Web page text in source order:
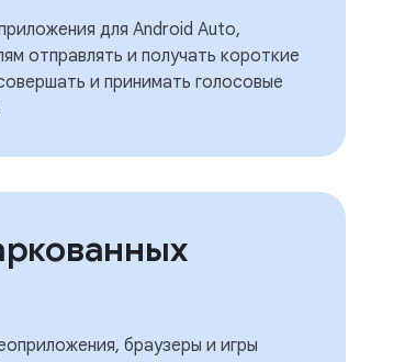
для Android Auto,
отправлять и получать короткие
и принимать голосовые
браузеры и игры